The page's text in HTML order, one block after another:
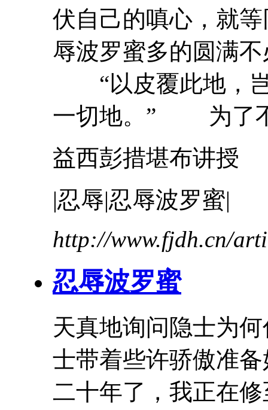
伏自己的嗔心，就
辱波罗蜜多的圆满
“以皮覆此地，岂
一切地。” 为了
益西彭措堪布讲授
|忍辱|忍辱波罗蜜|
http://www.fjdh.cn/
忍辱波罗蜜
天真地询问隐士为
士带着些许骄傲准
二十年了，我正在